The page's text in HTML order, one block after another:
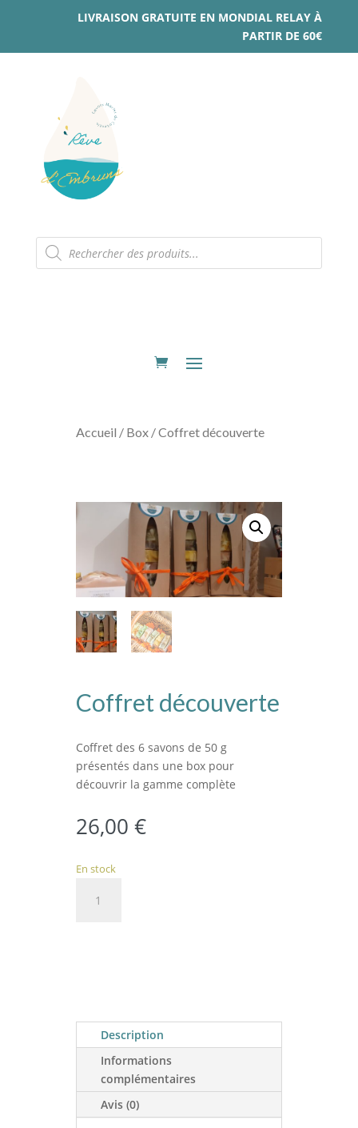
LIVRAISON GRATUITE EN MONDIAL RELAY À
PARTIR DE 60€
Recherche
de
produits
Accueil / Box/ Coffret découverte
Coffret découverte
Coffret des 6 savons de 50 g
présentés dans une box pour
découvrir la gamme complète
26,00 €
En stock
Description
Informations
complémentaires
Avis (0)